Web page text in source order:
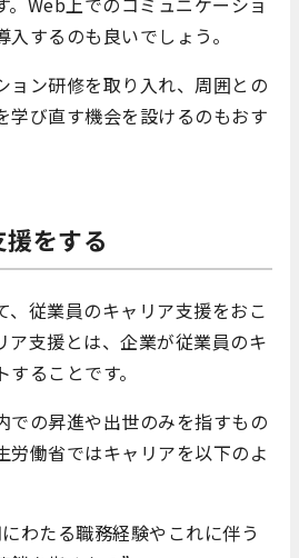
するのも良いでしょう。
ョン研修を取り入れ、周囲との
学び直す機会を設けるのもおす
をする
、従業員のキャリア支援をおこ
ア支援とは、企業が従業員のキ
ることです。
での昇進や出世のみを指すもの
労働省ではキャリアを以下のよ
わたる職務経験やこれに伴う